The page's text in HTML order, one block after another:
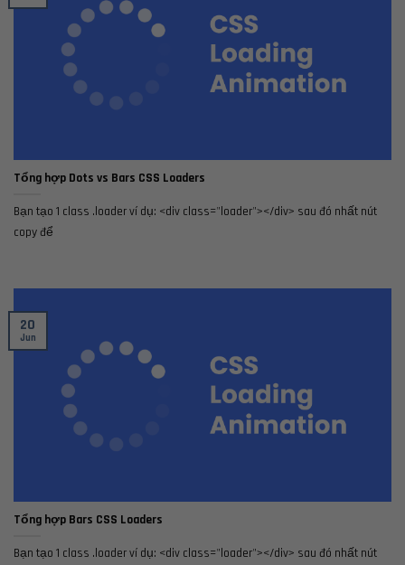
Tổng hợp Dots vs Bars CSS Loaders
Bạn tạo 1 class .loader ví dụ: <div class="loader"></div> sau đó nhất nút
copy để
Tổng hợp Bars CSS Loaders
Bạn tạo 1 class .loader ví dụ: <div class="loader"></div> sau đó nhất nút
20
Jun